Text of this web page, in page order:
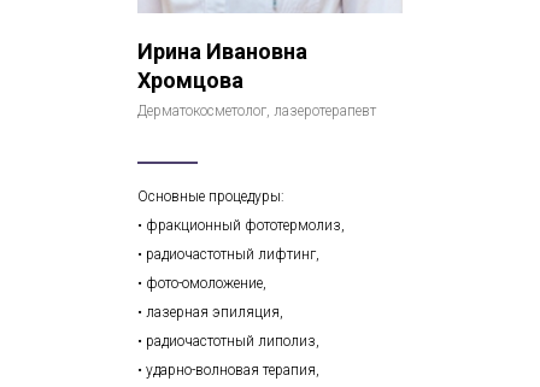
Ирина Ивановна
Хромцова
Дерматокосметолог, лазеротерапевт
Основные процедуры:
• фракционный фототермолиз,
• радиочастотный лифтинг,
• фото-омоложение,
• лазерная эпиляция,
• радиочастотный липолиз,
• ударно-волновая терапия,